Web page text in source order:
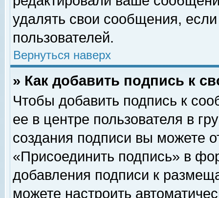
удалять свои сообщения,
пользователей.
Вернуться наверх
» Как добавить подпись к
Чтобы добавить подпись к
ее в центре пользователя в
создания подписи вы можете
«Присоединить подпись» в
добавления подписи к
можете настроить